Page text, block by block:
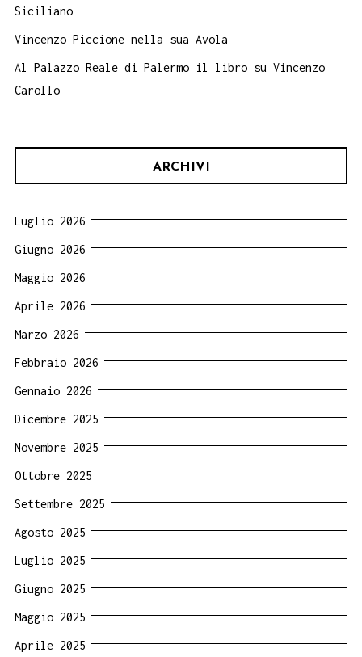
Siciliano
Vincenzo Piccione nella sua Avola
Al Palazzo Reale di Palermo il libro su Vincenzo
Carollo
ARCHIVI
Luglio 2026
Giugno 2026
Maggio 2026
Aprile 2026
Marzo 2026
Febbraio 2026
Gennaio 2026
Dicembre 2025
Novembre 2025
Ottobre 2025
Settembre 2025
Agosto 2025
Luglio 2025
Giugno 2025
Maggio 2025
Aprile 2025